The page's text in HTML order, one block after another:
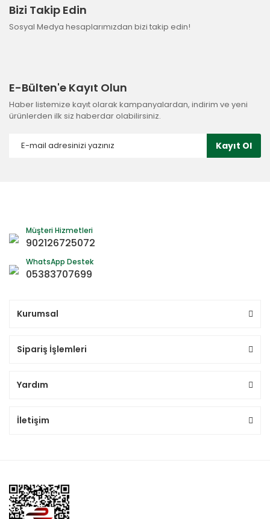
Bizi Takip Edin
Sosyal Medya hesaplarımızdan bizi takip edin!
E-Bülten'e Kayıt Olun
Haber listemize kayıt olarak kampanyalardan, indirim ve yeni
ürünlerden ilk siz haberdar olabilirsiniz.
Kayıt Ol
Müşteri Hizmetleri
902126725072
WhatsApp Destek
05383707699
Kurumsal
Sipariş İşlemleri
Yardım
İletişim